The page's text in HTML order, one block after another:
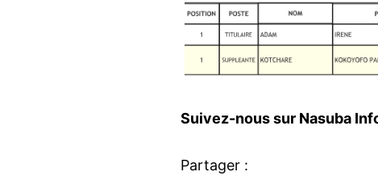
Suivez-nous sur Nasuba
Partager :